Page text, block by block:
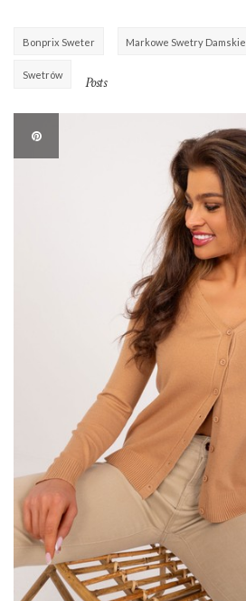
Bonprix Sweter Markowe Swetry Damskie
Swetrów
Posts